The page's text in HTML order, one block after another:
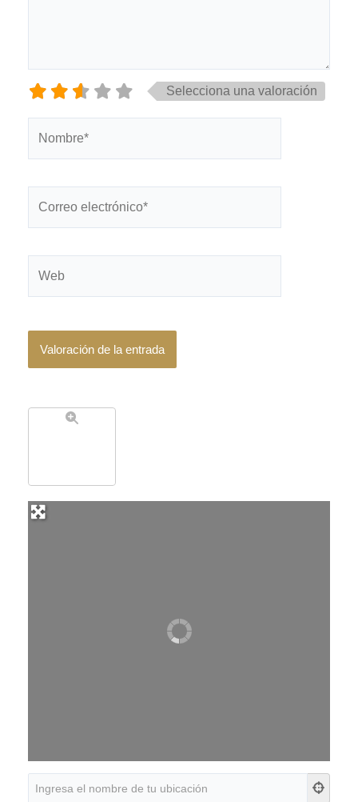
Selecciona una valoración
electrónico*